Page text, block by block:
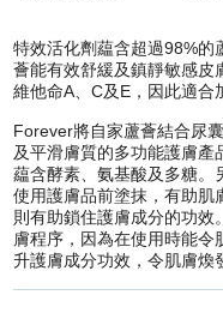
特效活化劑藴含超過98%的
薈能有效舒緩及鎮靜敏感皮
維他命A、C及E，因此適合
Forever將自家蘆薈結合尿
及平滑膚質的多功能護膚產
藴含酵素、氨基酸及多糖。
使用護膚品前塗抹，有助肌
則有助鎖住護膚成分的功效
膚程序，因為在使用時能
升護膚成分功效，令肌膚煥